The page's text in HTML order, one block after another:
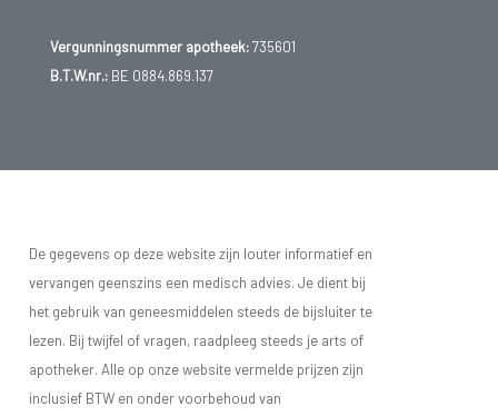
Vergunningsnummer apotheek:735601
B.T.W.nr.:BE 0884.869.137
De gegevens op deze website zijn louter informatief en
vervangen geenszins een medisch advies. Je dient bij
het gebruik van geneesmiddelen steeds de bijsluiter te
lezen. Bij twijfel of vragen, raadpleeg steeds je arts of
apotheker. Alle op onze website vermelde prijzen zijn
inclusief BTW en onder voorbehoud van